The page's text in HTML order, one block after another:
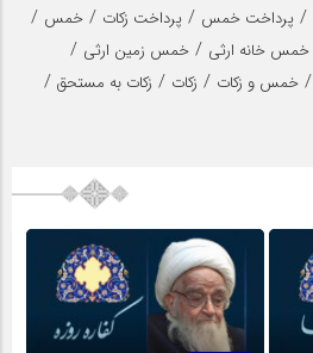
/ پرداخت خمس / پرداخت زکات / خمس /
خمس خانه ارثی / خمس زمین ارثی /
/ خمس و زکات / زکات / زکات به مستحق /